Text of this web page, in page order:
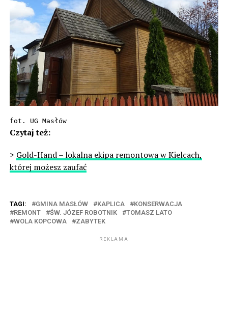
fot. UG Masłów
Czytaj też:
> Gold-Hand – lokalna ekipa remontowa w Kielcach,
której możesz zaufać
TAGI: GMINA MASŁÓW KAPLICA
KONSERWACJA
REMONT
ŚW. JÓZEF ROBOTNIK
TOMASZ LATO
WOLA KOPCOWA
ZABYTEK
REKLAMA